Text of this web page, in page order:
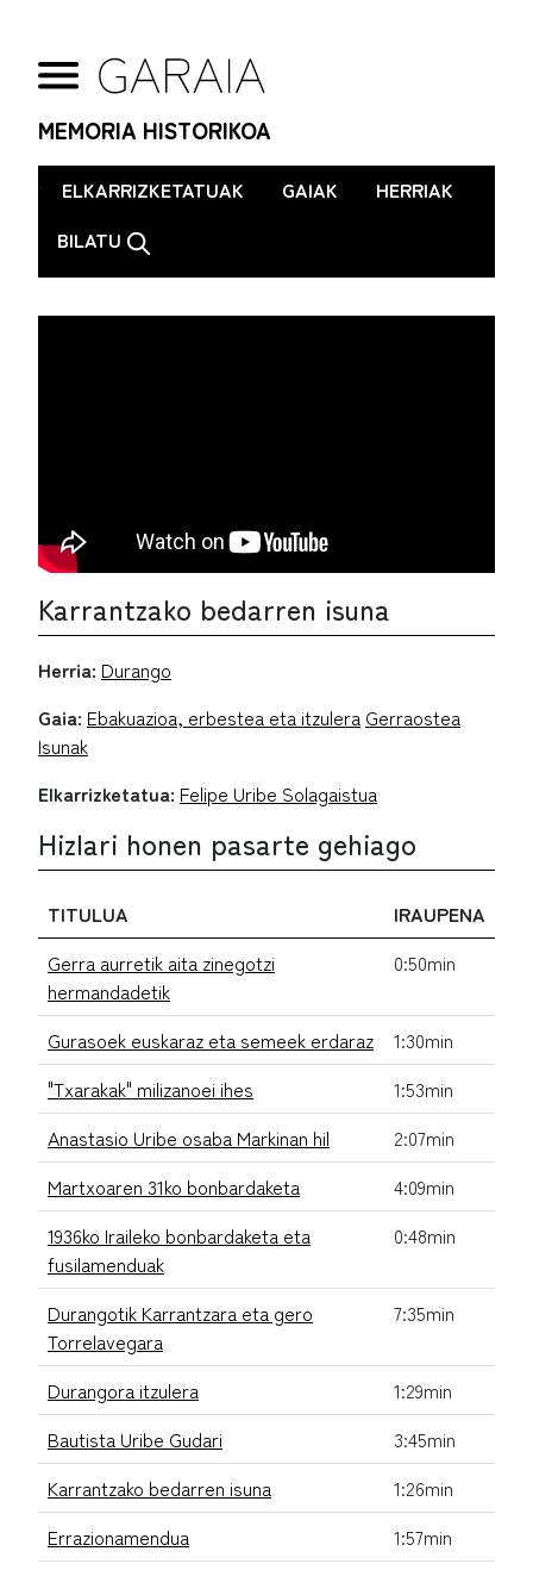
MEMORIA HISTORIKOA
. ELKARRIZKETATUAK GAIAK
HERRIAK
BILATU
Karrantzako bedarren isuna
Herria: Durango
Gaia: Ebakuazioa, erbestea eta itzulera Gerraostea
Isunak
Elkarrizketatua: Felipe Uribe Solagaistua
Hizlari honen pasarte gehiago
TITULUA
IRAUPENA
Gerra aurretik aita zinegotzi
hermandadetik
0:50min
Gurasoek euskaraz eta semeek erdaraz
1:30min
"Txarakak" milizanoei ihes
1:53min
Anastasio Uribe osaba Markinan hil
2:07min
Martxoaren 31ko bonbardaketa
4:09min
1936ko Iraileko bonbardaketa eta
fusilamenduak
0:48min
Durangotik Karrantzara eta gero
Torrelavegara
7:35min
Durangora itzulera
1:29min
Bautista Uribe Gudari
3:45min
Karrantzako bedarren isuna
1:26min
Errazionamendua
1:57min